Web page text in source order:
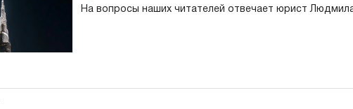
На вопросы наших читателей отвечает юрист